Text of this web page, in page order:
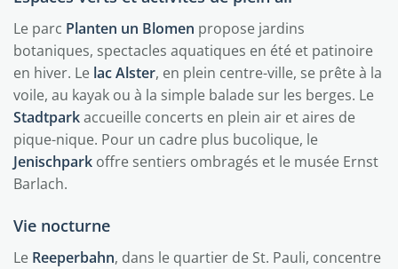
Le parc Planten un Blomen propose jardins
botaniques, spectacles aquatiques en été et patinoire
en hiver. Le lac Alster, en plein centre-ville, se prête à la
voile, au kayak ou à la simple balade sur les berges. Le
Stadtparkaccueille concerts en plein air et aires de
pique-nique. Pour un cadre plus bucolique, le
Jenischpark offre sentiers ombragés et le musée Ernst
Barlach.
Vie nocturne
Le Reeperbahn, dans le quartier de St. Pauli, concentre